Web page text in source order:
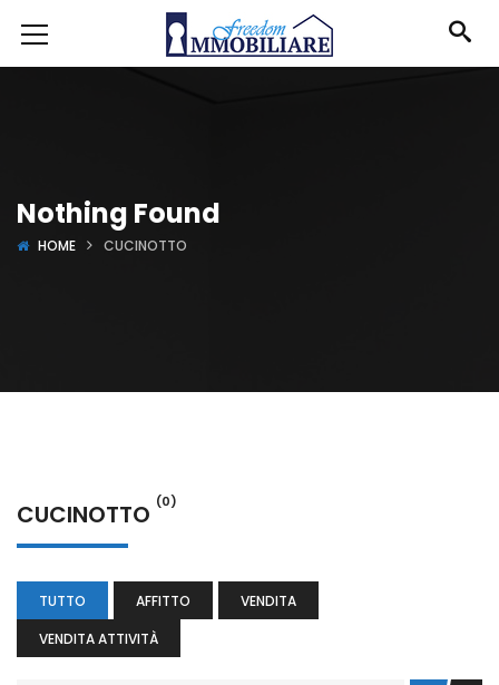
Nothing Found
HOME CUCINOTTO
CUCINOTTO (0)
TUTTO AFFITTO
VENDITA
VENDITA ATTIVITÀ